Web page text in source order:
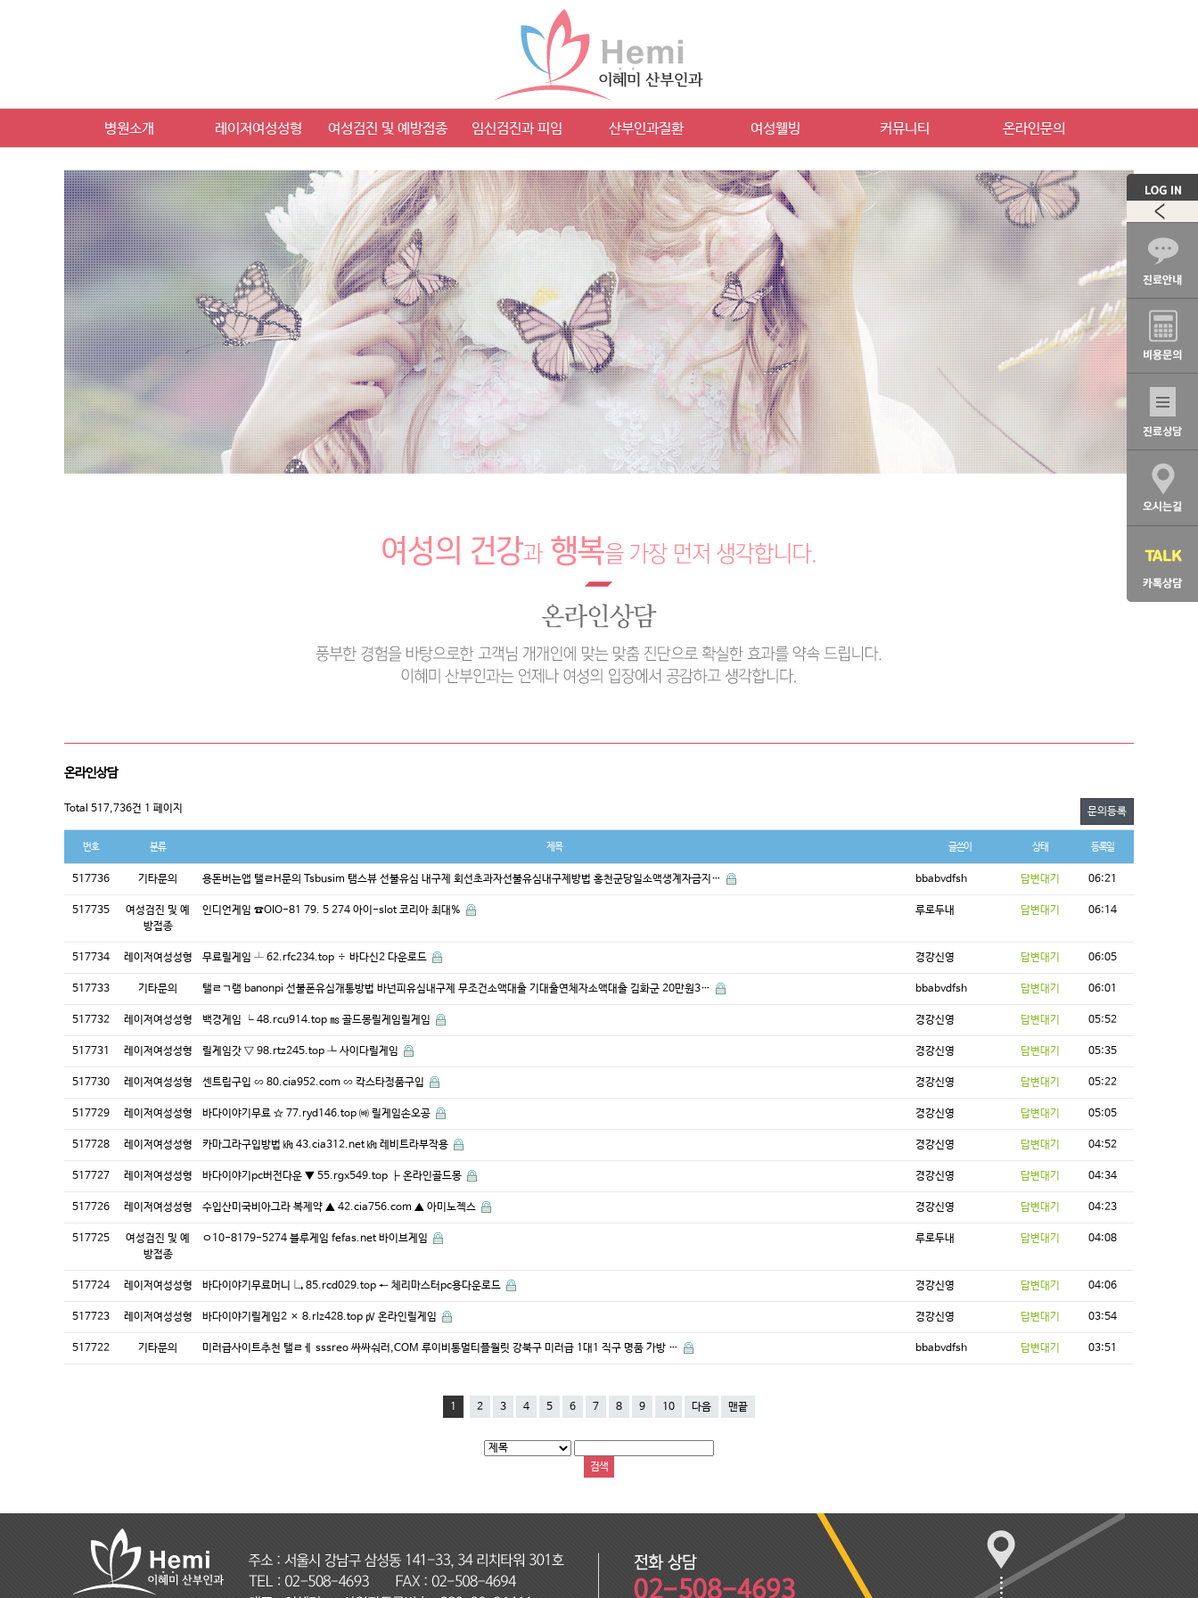
병원소개 레이저여성성형 여성검진 및 예방접종 임신검진과 피임 산부인과질환 여성웰빙 커뮤니티 온라인문의
온라인상담
Total 517,736건 1 페이지 문의등록
번호 분류 제목 글쓴이 상태 등록일
517736 기타문의 용돈버는앱 탤ㄹH문의 Tsbusim 탬스뷰 선불유심 내구제 회선초과자선불유심내구제방법 홍천군당일소액생계자금지… bbabvdfsh 답변대기 06:21
517735
여성검진 및 예
방접종
인디언게임 ☎OIO-81 79. 5 274 아이-slot 코리아 최대% 루로두내 답변대기 06:14
517734 레이저여성성형 무료릴게임 ┴ 62.rfc234.top ÷ 바다신2 다운로드 경강신영 답변대기 06:05
517733 기타문의 탤ㄹㄱ램 banonpi 선불폰유심개통방법 바넌피유심내구제 무조건소액대출 기대출연체자소액대출 김화군 20만원3… bbabvdfsh 답변대기 06:01
517732 레이저여성성형 백경게임 ┕ 48.rcu914.top ㎳ 골드몽릴게임릴게임 경강신영 답변대기 05:52
517731 레이저여성성형 릴게임갓 ▽ 98.rtz245.top ┺ 사이다릴게임 경강신영 답변대기 05:35
517730 레이저여성성형 센트립구입 ∽ 80.cia952.com ∽ 칵스타정품구입 경강신영 답변대기 05:22
517729 레이저여성성형 바다이야기무료 ☆ 77.ryd146.top ㈓ 릴게임손오공 경강신영 답변대기 05:05
517728 레이저여성성형 카마그라구입방법 ㎪ 43.cia312.net ㎪ 레비트라부작용 경강신영 답변대기 04:52
517727 레이저여성성형 바다이야기pc버전다운 ▼ 55.rgx549.top ┣ 온라인골드몽 경강신영 답변대기 04:34
517726 레이저여성성형 수입산미국비아그라 복제약 ▲ 42.cia756.com ▲ 아미노젝스 경강신영 답변대기 04:23
517725
여성검진 및 예
방접종
ㅇ10-8179-5274 블루게임 fefas.net 바이브게임 루로두내 답변대기 04:08
517724 레이저여성성형 바다이야기무료머니 ↳ 85.rcd029.top ← 체리마스터pc용다운로드 경강신영 답변대기 04:06
517723 레이저여성성형 바다이야기릴게임2 × 8.rlz428.top ㎴ 온라인릴게임 경강신영 답변대기 03:54
517722 기타문의 미러급사이트추천 탤ㄹㅔ sssreo 싸싸숴러,COM 루이비통멀티플월릿 강북구 미러급 1대1 직구 명품 가방 … bbabvdfsh 답변대기 03:51
1 2 3 4 5 6 7 8 9 10 다음 맨끝